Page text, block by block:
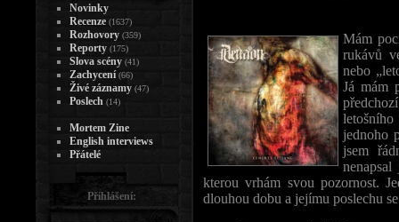
Mám
rukávů
nebo
Já mám
jednoho
jsem
kterou vrhám svou pozornost.
dlouhou dobu a jejímu poslechu
Novinky
Recenze (1637)
Rozhovory (359)
Reporty (175)
Slova scény (41)
Zachycení (66)
Živé záznamy (47)
Poslech (14)
Mortem Zine
English interviews
Přátelé
Přihlášení: